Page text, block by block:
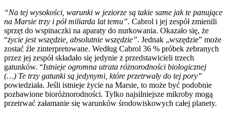
“Na tej wysokości, warunki w jeziorze są takie same jak te panujące
na Marsie trzy i pół miliarda lat temu”. Cabrol i jej zespół zmienili
sprzęt do wspinaczki na aparaty do nurkowania. Okazało się, że
“życie jest wszędzie, absolutnie wszędzie”. Jednak „wszędzie” może
zostać źle zinterpretowane. Według Cabrol 36 % próbek zebranych
przez jej zespół składało się jedynie z przedstawicieli trzech
gatunków. “Istnieje ogromna utrata różnorodności biologicznej
(…) Te trzy gatunki są jedynymi, które przetrwały do tej pory”
powiedziała. Jeśli istnieje życie na Marsie, to może być podobnie
pozbawione bioróżnorodności. Tylko najsilniejsze mikroby mogą
przetrwać załamanie się warunków środowiskowych całej planety.